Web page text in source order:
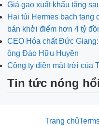
Giá gạo xuất khẩu tăng
Hai túi Hermes bạch
bán khởi điểm hơn 4 tỷ
CEO Hóa chất Đức
ông Đào Hữu Huyền
Công ty điện mặt trời của
Tin tức nóng hổi
Trang chủ